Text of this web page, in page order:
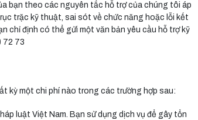
bạn theo các nguyên tắc hỗ trợ của chúng tôi áp
trặc kỹ thuật, sai sót về chức năng hoặc lỗi kết
chỉ định có thể gửi một văn bản yêu cầu hỗ trợ kỹ
72 73
kỳ một chi phí nào trong các trường hợp sau:
luật Việt Nam. Bạn sử dụng dịch vụ để gây tổn